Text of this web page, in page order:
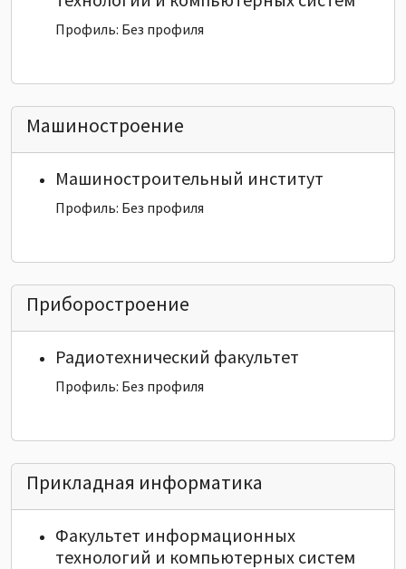
Профиль: Без профиля
Машиностроение
Машиностроительный институт
Профиль: Без профиля
Приборостроение
Радиотехнический факультет
Профиль: Без профиля
Прикладная информатика
Факультет информационных
технологий и компьютерных систем